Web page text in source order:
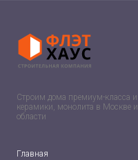
Строим дома премиум-класса
керамики, монолита в Москве
области
Главная